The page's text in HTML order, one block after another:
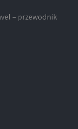
– przewodnik